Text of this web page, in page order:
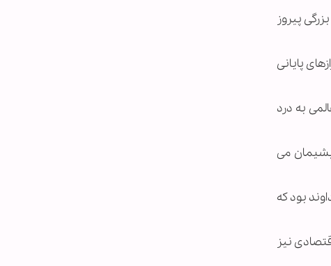
پیروز
پایانی
به درد
پشیمان می
بود که
نیز